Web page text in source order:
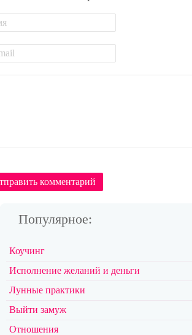
комментарий
Популярное:
Коучинг
Исполнение желаний и деньги
Лунные практики
Выйти замуж
Отношения